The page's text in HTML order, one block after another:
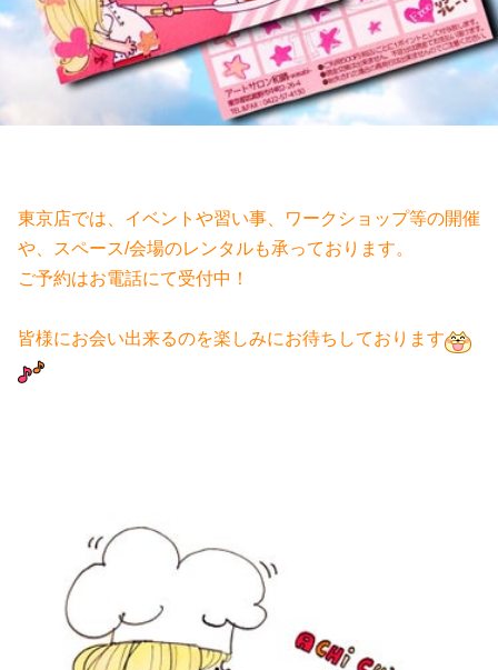
東京店では、イベントや習い事、ワークショップ等の開催
や、スペース/会場のレンタルも承っております。
ご予約はお電話にて受付中！
皆様にお会い出来るのを楽しみにお待ちしております